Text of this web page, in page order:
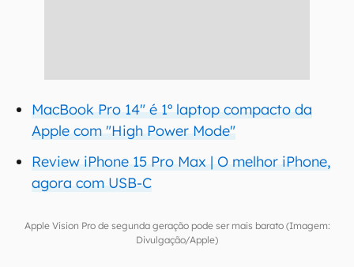
MacBook Pro 14" é 1º laptop compacto da
Apple com "High Power Mode"
Review iPhone 15 Pro Max | O melhor iPhone,
agora com USB-C
Apple Vision Pro de segunda geração pode ser mais barato (Imagem:
Divulgação/Apple)